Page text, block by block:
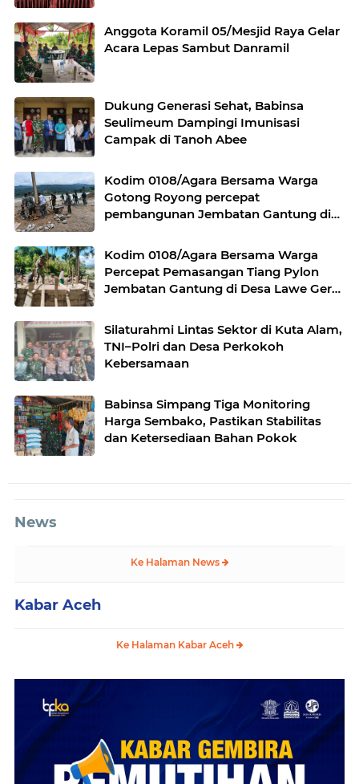
Anggota Koramil 05/Mesjid Raya Gelar
Acara Lepas Sambut Danramil
Dukung Generasi Sehat, Babinsa
Seulimeum Dampingi Imunisasi
Campak di Tanoh Abee
Kodim 0108/Agara Bersama Warga
Gotong Royong percepat
pembangunan Jembatan Gantung di
Kodim 0108/Agara Bersama Warga
Percepat Pemasangan Tiang Pylon
Jembatan Gantung di Desa Lawe Ger-
Silaturahmi Lintas Sektor di Kuta Alam,
TNI–Polri dan Desa Perkokoh
Kebersamaan
Babinsa Simpang Tiga Monitoring
Harga Sembako, Pastikan Stabilitas
dan Ketersediaan Bahan Pokok
News
Ke Halaman News
Kabar Aceh
Ke Halaman Kabar Aceh